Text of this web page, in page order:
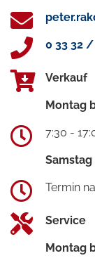
0 33 32 /
Verkauf
Montag
7:30 -
Samstag
Termin
Service
Montag